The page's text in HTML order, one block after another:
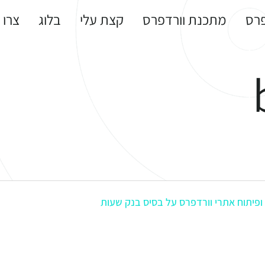
מתכנת וורדפרס קצת עלי בלוג
אתרי וורדפרס על בסיס בנק שעות